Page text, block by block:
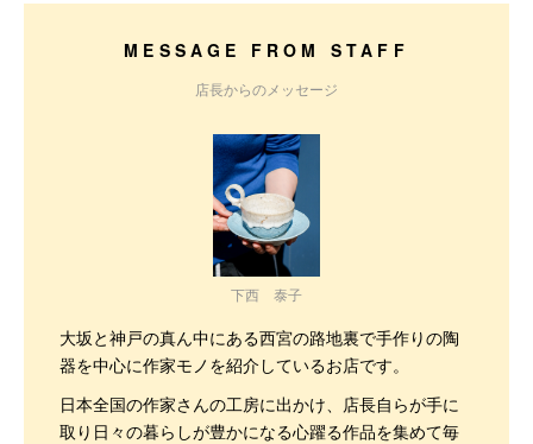
MESSAGE FROM STAFF
店長からのメッセージ
下西 泰子
大坂と神戸の真ん中にある西宮の路地裏で手作りの陶
器を中心に作家モノを紹介しているお店です。
日本全国の作家さんの工房に出かけ、店長自らが手に
取り日々の暮らしが豊かになる心躍る作品を集めて毎